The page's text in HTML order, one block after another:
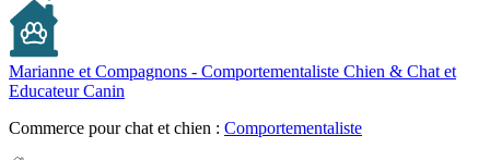
Marianne et Compagnons - Comportementaliste Chien & Chat et
Educateur Canin
Commerce pour chat et chien : Comportementaliste